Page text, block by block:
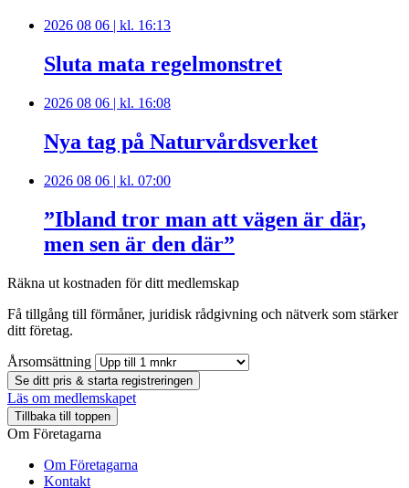
2026 08 06 | kl. 16:13
Sluta mata regelmonstret
2026 08 06 | kl. 16:08
Nya tag på Naturvårdsverket
2026 08 06 | kl. 07:00
”Ibland tror man att vägen är där,
men sen är den där”
Räkna ut kostnaden för ditt medlemskap
Få tillgång till förmåner, juridisk rådgivning och nätverk som stärker
ditt företag.
Årsomsättning
Se ditt pris & starta registreringen
Läs om medlemskapet
Tillbaka till toppen
Om Företagarna
Om Företagarna
Kontakt